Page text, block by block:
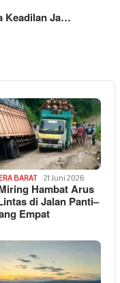
Keadilan Ja…
BARAT 21 Juni 2026
Hambat Arus
di Jalan Panti–
Empat